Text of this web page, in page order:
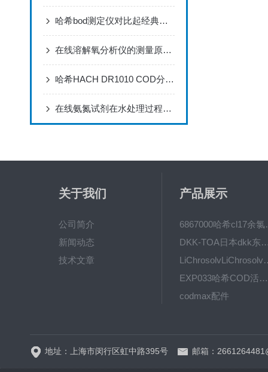
哈希bod测定仪对比起经典化学稀释法具有多少优点
在线溶解氧分析仪的测量原理及维护
哈希HACH DR1010 COD分析仪在高校教学中的应用
在线氨氮试剂在水处理过程中的应用
关于我们
公司简介
新闻动态
技术文章
产品展示
6867000
DKK-TOA日本dkk东亚电
EXP033哈希COD活塞泵价格 EXP033
codmax配件
地址：上海市闵行区虹中路395号 邮箱：